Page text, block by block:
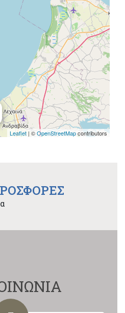
Leaflet | ©OpenStreetMapcontributors